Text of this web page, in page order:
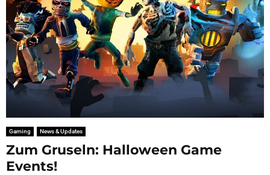
Gaming News & Updates
Zum Gruseln: Halloween Game
Events!